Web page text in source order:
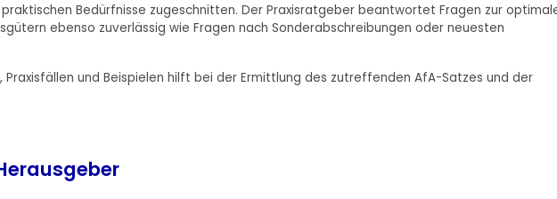
Bedürfnisse zugeschnitten. Der Praxisratgeber beantwortet Fragen zur
ebenso zuverlässig wie Fragen nach Sonderabschreibungen oder neuesten
Praxisfällen und Beispielen hilft bei der Ermittlung des zutreffenden AfA-Satzes und der